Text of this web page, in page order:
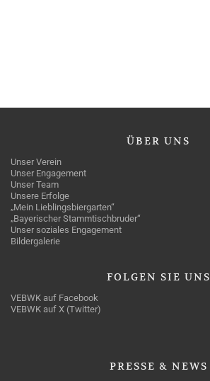
ÜBER UNS
Unser Verein
Unser Engagement
Unser Team
Unsere Erfolge
„Mein Lieblingsbiergarten“
„Bayerischer Stammtischbruder“
Unser soziales Engagement
Bildergalerie
FOLGEN SIE UNS
VEBWK auf Facebook
VEBWK auf X (Twitter)
PRESSE & NEWS